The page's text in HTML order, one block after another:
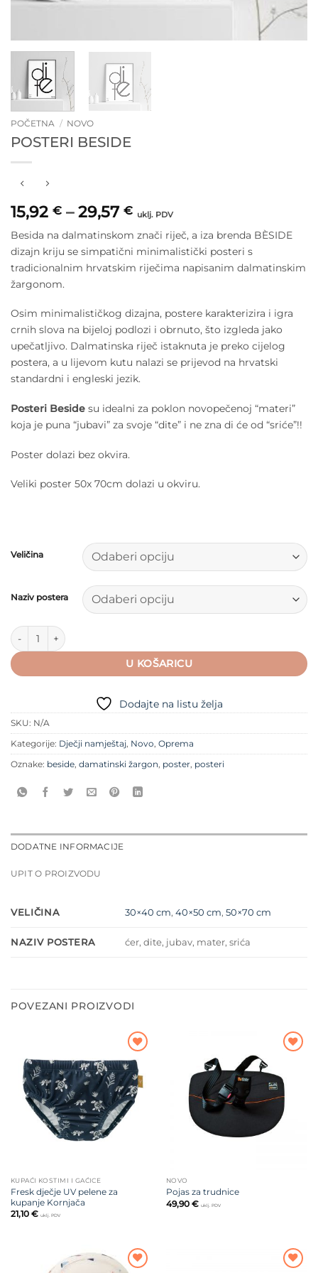
POČETNA / NOVO
POSTERI BESIDE
15,92 € – 29,57 €Raspon
cijena:
od
15,92 €
do
uklj. PDV
Besida na dalmatinskom znači riječ, a iza brenda BÈSIDE
dizajn kriju se simpatični minimalistički posteri s
tradicionalnim hrvatskim riječima napisanim dalmatinskim
žargonom.
Osim minimalističkog dizajna, postere karakterizira i igra
crnih slova na bijeloj podlozi i obrnuto, što izgleda jako
upečatljivo. Dalmatinska riječ istaknuta je preko cijelog
postera, a u lijevom kutu nalazi se prijevod na hrvatski
standardni i engleski jezik.
Posteri Beside su idealni za poklon novopečenoj “materi”
koja je puna “jubavi” za svoje “dite” i ne zna di će od “sriće”!!
Poster dolazi bez okvira.
Veliki poster 50x 70cm dolazi u okviru.
Veličina
Naziv postera
POSTERI BESIDE količina
U KOŠARICU
Dodajte na listu želja
SKU: N/A
Kategorije: Dječji namještaj, Novo, Oprema
Oznake: beside, damatinski žargon, poster, posteri
DODATNE INFORMACIJE
UPIT O PROIZVODU
VELIČINA 30×40 cm,40×50 cm,50×70 cm
NAZIV POSTERA ćer, dite, jubav, mater, srića
POVEZANI PROIZVODI
Dodajte
na listu
želja
KUPAĆI KOSTIMI I GAĆICE
Fresk dječje UV pelene za
kupanje Kornjača
21,10 € uklj. PDV
želja
NOVO
Pojas za trudnice
49,90 € uklj. PDV